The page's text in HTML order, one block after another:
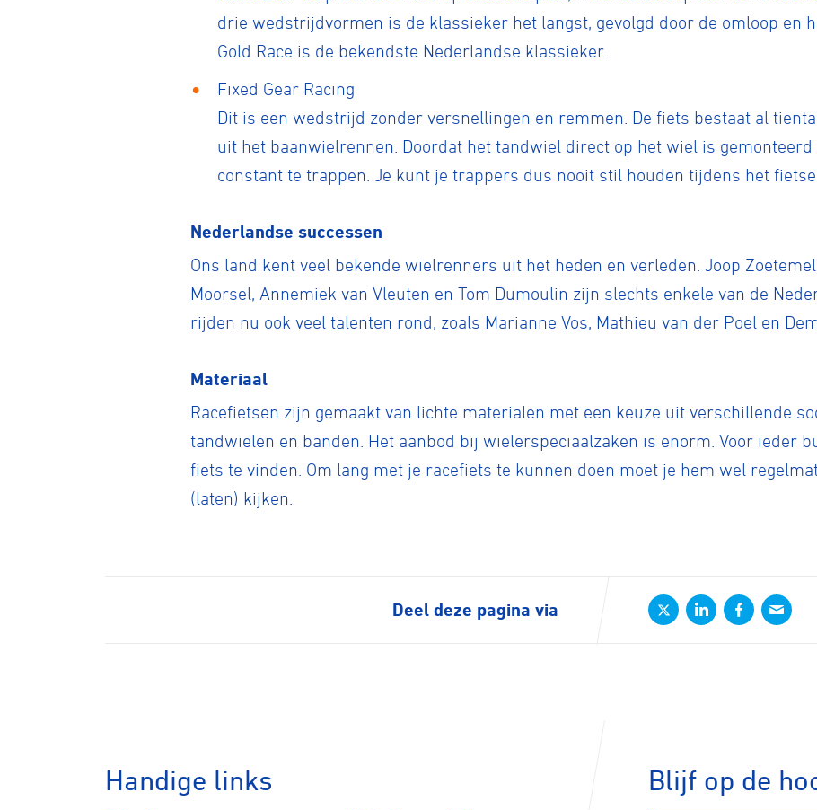
drie wedstrijdvormen is de klassieker het langst, gevolgd door de omloop en
Gold Race is de bekendste Nederlandse klassieker.
Fixed Gear Racing
Dit is een wedstrijd zonder versnellingen en remmen. De fiets bestaat al
uit het baanwielrennen. Doordat het tandwiel direct op het wiel is
constant te trappen. Je kunt je trappers dus nooit stil houden tijdens het
Nederlandse successen
Ons land kent veel bekende wielrenners uit het heden en verleden. Joop
Moorsel, Annemiek van Vleuten en Tom Dumoulin zijn slechts enkele van de
rijden nu ook veel talenten rond, zoals Marianne Vos, Mathieu van der Poel en
Materiaal
Racefietsen zijn gemaakt van lichte materialen met een keuze uit verschillende
tandwielen en banden. Het aanbod bij wielerspeciaalzaken is enorm. Voor ieder
fiets te vinden. Om lang met je racefiets te kunnen doen moet je hem wel
(laten) kijken.
Deel deze pagina via
Handige links Blijf op de
BMX Race
Baanwielrennen